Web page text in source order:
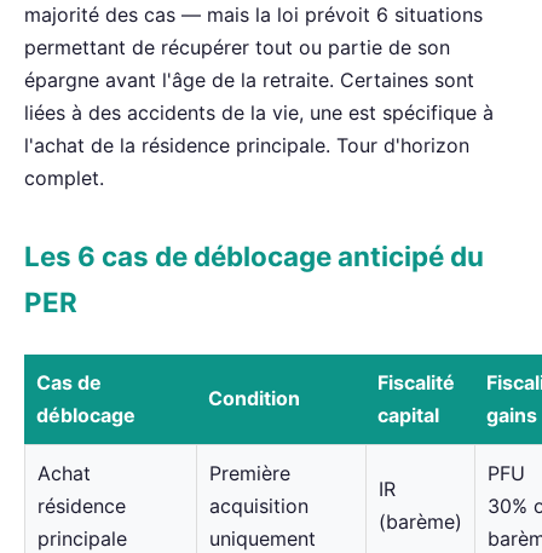
majorité des cas — mais la loi prévoit 6 situations
permettant de récupérer tout ou partie de son
épargne avant l'âge de la retraite. Certaines sont
liées à des accidents de la vie, une est spécifique à
l'achat de la résidence principale. Tour d'horizon
complet.
Les 6 cas de déblocage anticipé du
PER
Cas de
déblocage
Condition
Fiscalité
capital
gains
Achat
résidence
principale
Première
acquisition
uniquement
IR
(barème)
PFU
30%